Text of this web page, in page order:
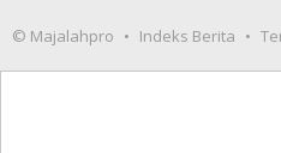
© Majalahpro Indeks Berita